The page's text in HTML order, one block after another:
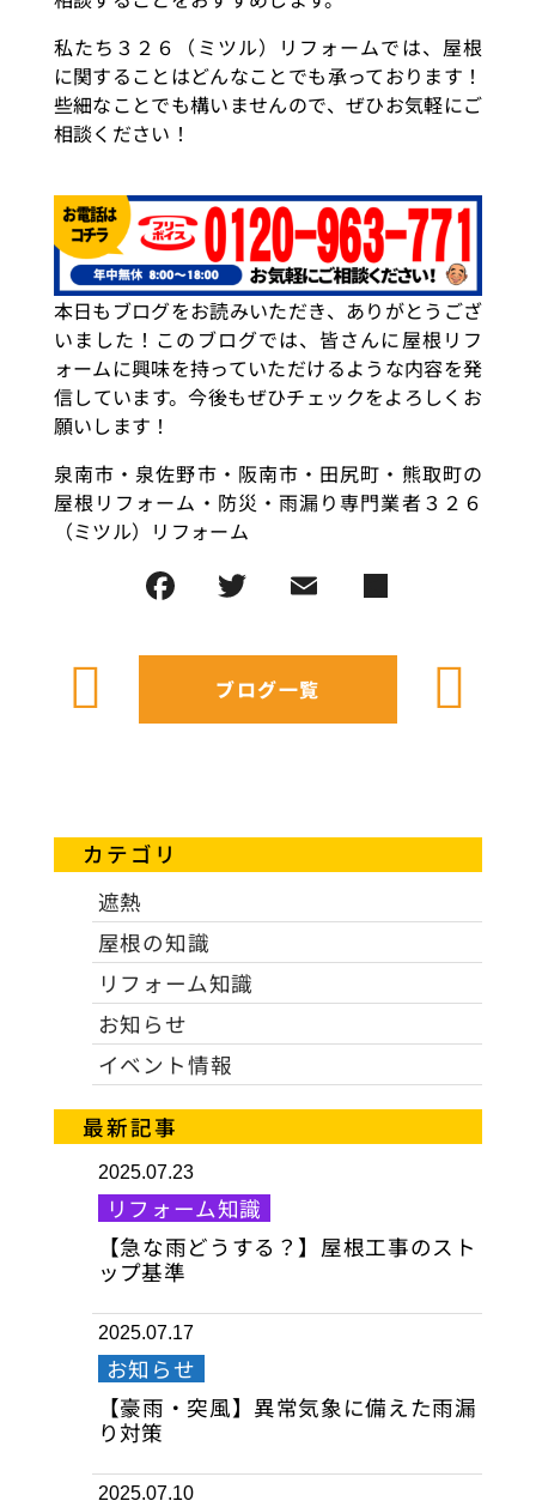
私たち３２６（ミツル）リフォームでは、屋根
に関することはどんなことでも承っております！
些細なことでも構いませんので、ぜひお気軽にご
相談ください！
本日もブログをお読みいただき、ありがとうござ
いました！このブログでは、皆さんに屋根リフ
ォームに興味を持っていただけるような内容を発
信しています。今後もぜひチェックをよろしくお
願いします！
泉南市・泉佐野市・阪南市・田尻町・熊取町の
屋根リフォーム・防災・雨漏り専門業者３２６
（ミツル）リフォーム
ブログ一覧
カテゴリ
遮熱
屋根の知識
リフォーム知識
お知らせ
イベント情報
最新記事
2025.07.23
リフォーム知識
【急な雨どうする？】屋根工事のスト
ップ基準
2025.07.17
お知らせ
【豪雨・突風】異常気象に備えた雨漏
り対策
2025.07.10